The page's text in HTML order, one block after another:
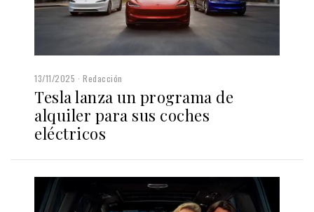
13/11/2025 Redacción
Tesla lanza un programa de
alquiler para sus coches
eléctricos